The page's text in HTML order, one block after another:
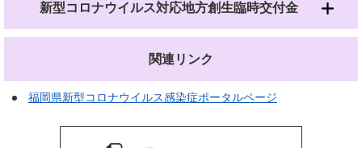
新型コロナウイルス対応地方創生臨時交付金
関連リンク
福岡県新型コロナウイルス感染症ポータルページ